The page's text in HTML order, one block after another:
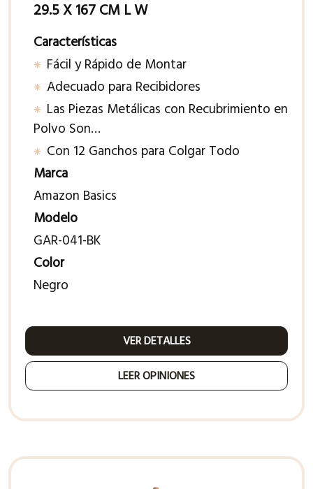
29.5 X 167 CM L W
Características
Fácil y Rápido de Montar
Adecuado para Recibidores
Las Piezas Metálicas con Recubrimiento en
Polvo Son…
Con 12 Ganchos para Colgar Todo
Marca
Amazon Basics
Modelo
GAR-041-BK
Color
Negro
VER DETALLES
LEER OPINIONES